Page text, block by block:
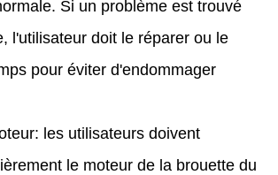
Si un problème est trouvé
l'utilisateur doit le réparer ou le
pour éviter d'endommager
les utilisateurs doivent
le moteur de la brouette du